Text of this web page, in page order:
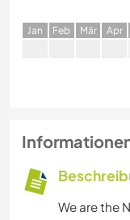
Jan Feb Mär Apr
We are the